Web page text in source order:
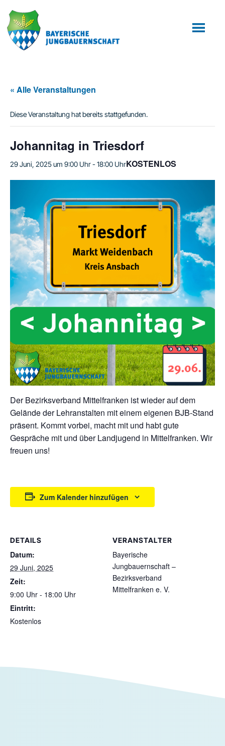
Inhalt
springen
Fußzeile
springen
« Alle Veranstaltungen
Diese Veranstaltung hat bereits stattgefunden.
Johannitag in Triesdorf
29 Juni, 2025 um 9:00 Uhr-18:00 UhrKOSTENLOS
Der Bezirksverband Mittelfranken ist wieder auf dem
Gelände der Lehranstalten mit einem eigenen BJB-Stand
präsent. Kommt vorbei, macht mit und habt gute
Gespräche mit und über Landjugend in Mittelfranken. Wir
freuen uns!
Zum Kalender hinzufügen
DETAILS
Datum:
29 Juni, 2025
Zeit:
9:00 Uhr - 18:00 Uhr
Eintritt:
Kostenlos
VERANSTALTER
Bayerische
Jungbauernschaft –
Bezirksverband
Mittelfranken e. V.